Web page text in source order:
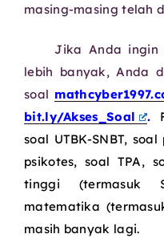
masing-masing telah
Jika Anda ingin
lebih banyak, Anda
soal
bit.ly/Akses_Soal
.
soal UTBK-SNBT,
psikotes, soal TPA,
tinggi (termasuk
matematika
masih banyak lagi.